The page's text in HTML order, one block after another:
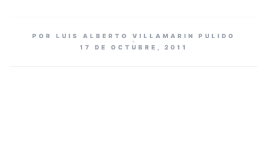
POR LUIS ALBERTO VILLAMARIN PULIDO
17 DE OCTUBRE, 2011